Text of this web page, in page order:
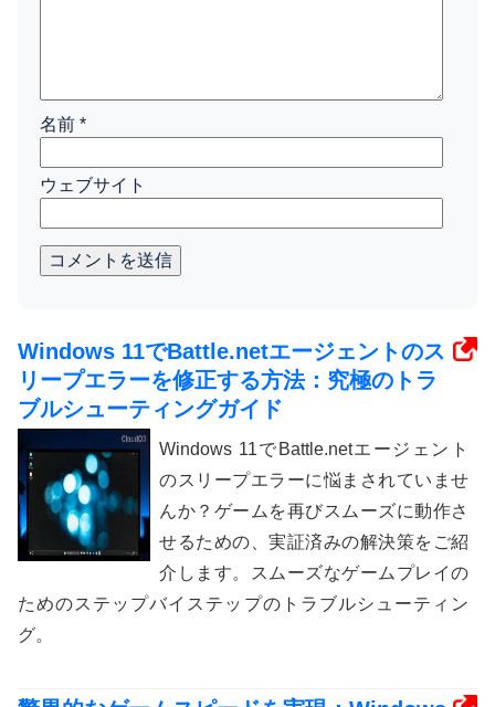
名前 *
ウェブサイト
コメントを送信
Windows 11でBattle.netエージェントのス
リープエラーを修正する方法：究極のトラ
ブルシューティングガイド
Windows 11でBattle.netエージェント
のスリープエラーに悩まされていませ
んか？ゲームを再びスムーズに動作さ
せるための、実証済みの解決策をご紹
介します。スムーズなゲームプレイの
ためのステップバイステップのトラブルシューティン
グ。